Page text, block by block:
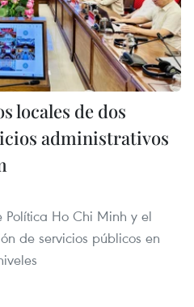
locales de dos
administrativos
Ho Chi Minh y el
de servicios públicos en